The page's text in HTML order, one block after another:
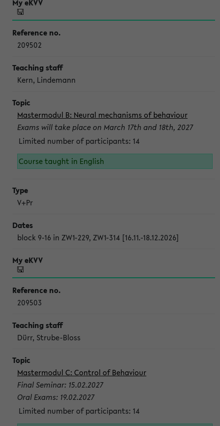
209502
Kern, Lindemann
Mastermodul B: Neural mechanisms of behaviour
Exams will take place on March 17th and 18th, 2027
Limited number of participants: 14
Course taught in English
V+Pr
block 9-16 in ZW1-229, ZW1-314 [16.11.-18.12.2026]
209503
Dürr, Strube-Bloss
Mastermodul C: Control of Behaviour
Final Seminar: 15.02.2027
Oral Exams: 19.02.2027
Limited number of participants: 14